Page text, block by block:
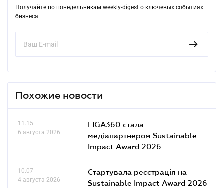
Получайте по понедельникам weekly-digest о ключевых событиях
бизнеса
Похожие новости
11.15
6 августа 2026
LIGA360 стала
медіапартнером Sustainable
Impact Award 2026
10.07
4 августа 2026
Стартувала реєстрація на
Sustainable Impact Award 2026